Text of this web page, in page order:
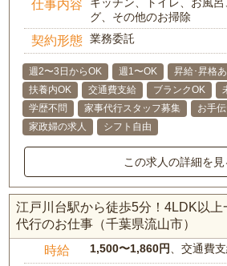
仕事内容
グ、その他のお掃除
契約形態 業務委託
週2〜3日からOK 週1〜OK 昇給･昇格あ
扶養内OK
交通費支給 ブランクOK
学歴不問
家事代行スタッフ募集
お手
家政婦の求人
シフト自由
この求人の詳細を見
江戸川台駅から徒歩5分！4LDK以
代行のお仕事（千葉県流山市）
時給 1,500〜1,860円 、交通費